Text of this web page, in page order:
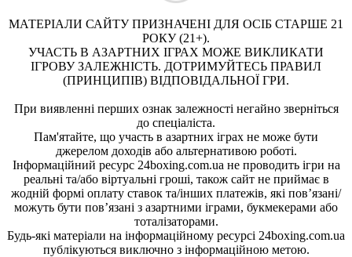
МАТЕРІАЛИ САЙТУ ПРИЗНАЧЕНІ ДЛЯ ОСІБ СТАРШЕ 21
РОКУ (21+).
УЧАСТЬ В АЗАРТНИХ ІГРАХ МОЖЕ ВИКЛИКАТИ
ІГРОВУ ЗАЛЕЖНІСТЬ. ДОТРИМУЙТЕСЬ ПРАВИЛ
(ПРИНЦИПІВ) ВІДПОВІДАЛЬНОЇ ГРИ.
При виявленні перших ознак залежності негайно зверніться
до спеціаліста.
Пам'ятайте, що участь в азартних іграх не може бути
джерелом доходів або альтернативою роботі.
Інформаційний ресурс 24boxing.com.ua не проводить ігри на
реальні та/або віртуальні гроші, також сайт не приймає в
жодній формі оплату ставок та/інших платежів, які пов’язані/
можуть бути пов’язані з азартними іграми, букмекерами або
тоталізаторами.
Будь-які матеріали на інформаційному ресурсі 24boxing.com.ua
публікуються виключно з інформаційною метою.